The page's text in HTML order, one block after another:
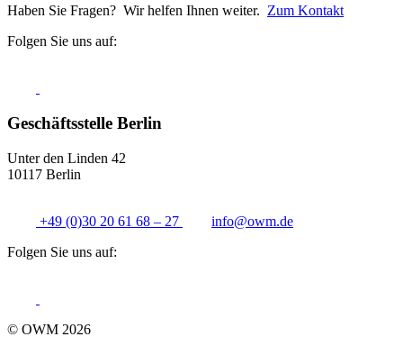
Haben Sie Fragen? Wir helfen Ihnen weiter. Zum Kontakt
Folgen Sie uns auf:
Geschäftsstelle Berlin
Unter den Linden 42
10117 Berlin
+49 (0)30 20 61 68 – 27 info@owm.de
Folgen Sie uns auf:
© OWM 2026